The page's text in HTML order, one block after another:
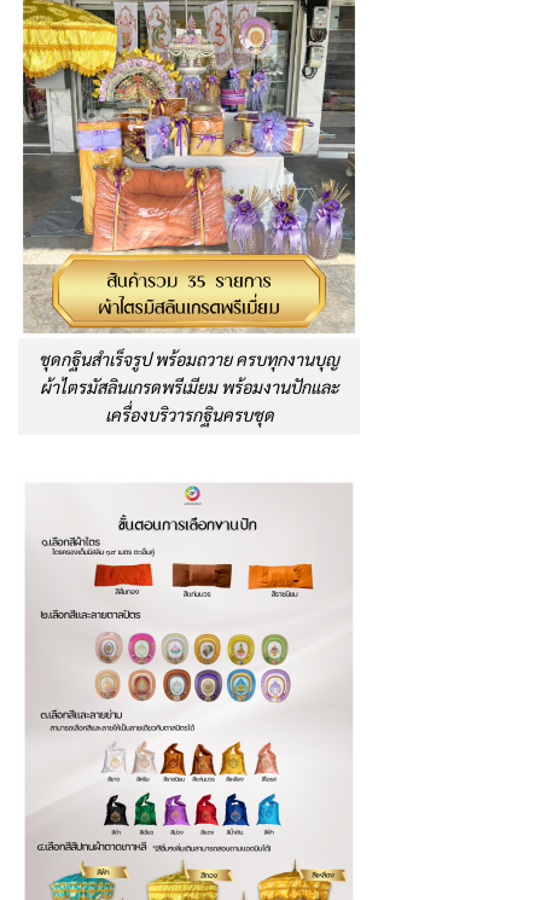
ชุดกฐินสำเร็จรูป พร้อมถวาย ครบทุกงานบุญ
ผ้าไตรมัสลินเกรดพรีเมียม พร้อมงานปักและ
เครื่องบริวารกฐินครบชุด